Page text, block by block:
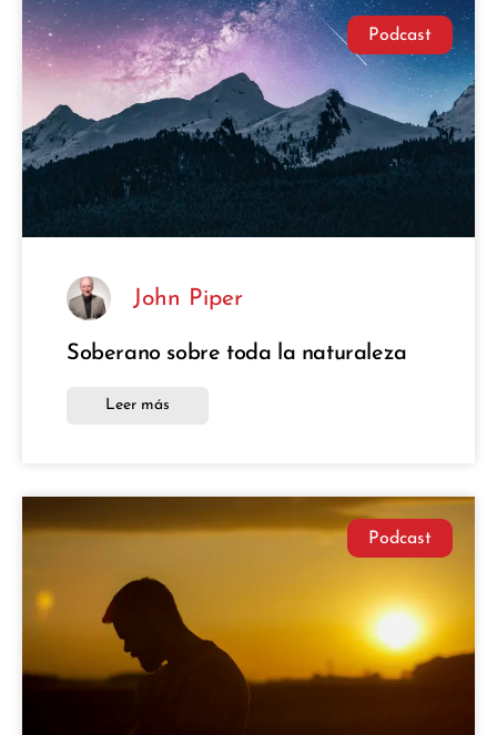
Podcast
John Piper
Soberano sobre toda la naturaleza
Leer más
Podcast